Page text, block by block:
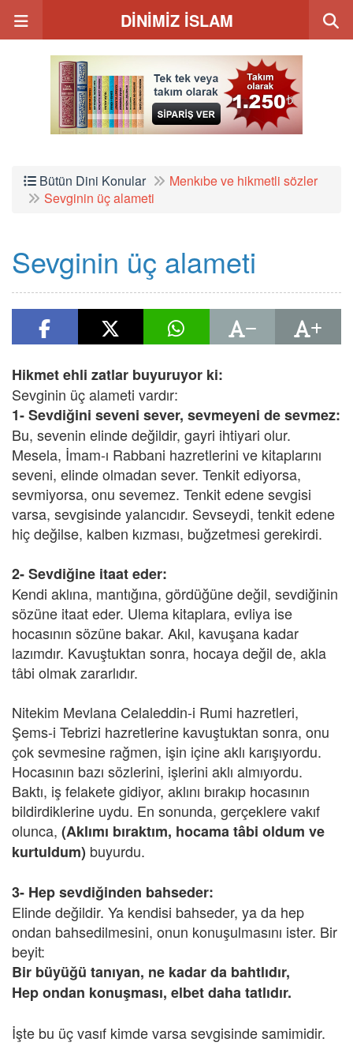
DİNİMİZ İSLAM
Bütün Dini Konular
Menkıbe ve hikmetli sözler
Sevginin üç alameti
Sevginin üç alameti
Hikmet ehli zatlar buyuruyor ki:
Sevginin üç alameti vardır:
1-Sevdiğini seveni sever, sevmeyeni de sevmez:
Bu, sevenin elinde değildir, gayri ihtiyari olur.
Mesela, İmam-ı Rabbani hazretlerini ve kitaplarını
seveni, elinde olmadan sever. Tenkit ediyorsa,
sevmiyorsa, onu sevemez. Tenkit edene sevgisi
varsa, sevgisinde yalancıdır. Sevseydi, tenkit edene
hiç değilse, kalben kızması, buğzetmesi gerekirdi.
2-Sevdiğine itaat eder:
Kendi aklına, mantığına, gördüğüne değil, sevdiğinin
sözüne itaat eder. Ulema kitaplara, evliya ise
hocasının sözüne bakar. Akıl, kavuşana kadar
lazımdır. Kavuştuktan sonra, hocaya değil de, akla
tâbi olmak zararlıdır.
Nitekim Mevlana Celaleddin-i Rumi hazretleri,
Şems-i Tebrizi hazretlerine kavuştuktan sonra, onu
çok sevmesine rağmen, işin içine aklı karışıyordu.
Hocasının bazı sözlerini, işlerini aklı almıyordu.
Baktı, iş felakete gidiyor, aklını bırakıp hocasının
bildirdiklerine uydu. En sonunda, gerçeklere vakıf
olunca, (Aklımı bıraktım, hocama tâbi oldum ve
kurtuldum) buyurdu.
3- Hep sevdiğinden bahseder:
Elinde değildir. Ya kendisi bahseder, ya da hep
ondan bahsedilmesini, onun konuşulmasını ister. Bir
beyit:
Bir büyüğü tanıyan, ne kadar da bahtlıdır,
Hep ondan konuşması, elbet daha tatlıdır.
İşte bu üç vasıf kimde varsa sevgisinde samimidir.